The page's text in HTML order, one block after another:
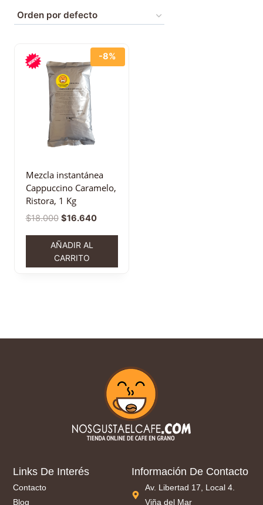
-8%
Mezcla instantánea
Cappuccino Caramelo,
Ristora, 1 Kg
$18.000 $16.640
AÑADIR AL
CARRITO
Links De Interés
Contacto
Blog
Información De Contacto
Av. Libertad 17, Local 4.
Viña del Mar